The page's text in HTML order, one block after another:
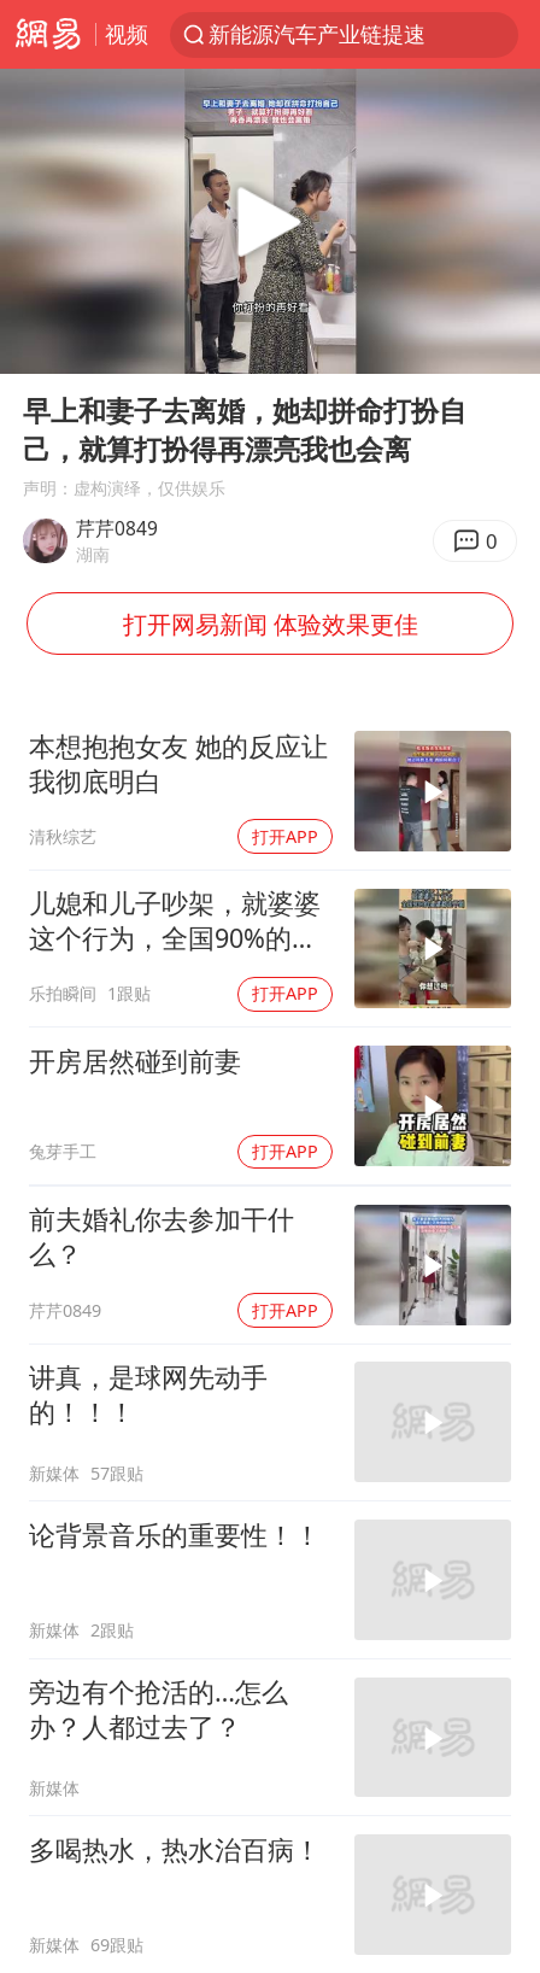
视频
新能源汽车产业链提速
大连一起飞航班因乘客可乐爆瓶折返
费大厨不自称“大王”了
血指纹匹配成功，20年悬案告破！凶手被执行死刑
独闯南太行失联女子遗体已找到
“还不如不放假”
武契奇：欧洲已处于大战边缘
货车高速制动失灵 交警护航化险为夷
成都多趟列车临时停运
路虎卫士限时降17万 BBA已集体降价
下党之路
Play
00:10
早上和妻子去离婚，她却拼命打扮自
己，就算打扮得再漂亮我也会离
声明：虚构演绎，仅供娱乐
芹芹0849
湖南 0
打开网易新闻 体验效果更佳
本想抱抱女友 她的反应让
我彻底明白
清秋综艺 打开APP
儿媳和儿子吵架，就婆婆
这个行为，全国90%的婆
乐拍瞬间 1跟贴 打开APP
开房居然碰到前妻
兔芽手工 打开APP
前夫婚礼你去参加干什
么？
芹芹0849 打开APP
讲真，是球网先动手
的！！！
新媒体 57跟贴
论背景音乐的重要性！！
新媒体 2跟贴
旁边有个抢活的…怎么
办？人都过去了？
新媒体
多喝热水，热水治百病！
新媒体 69跟贴